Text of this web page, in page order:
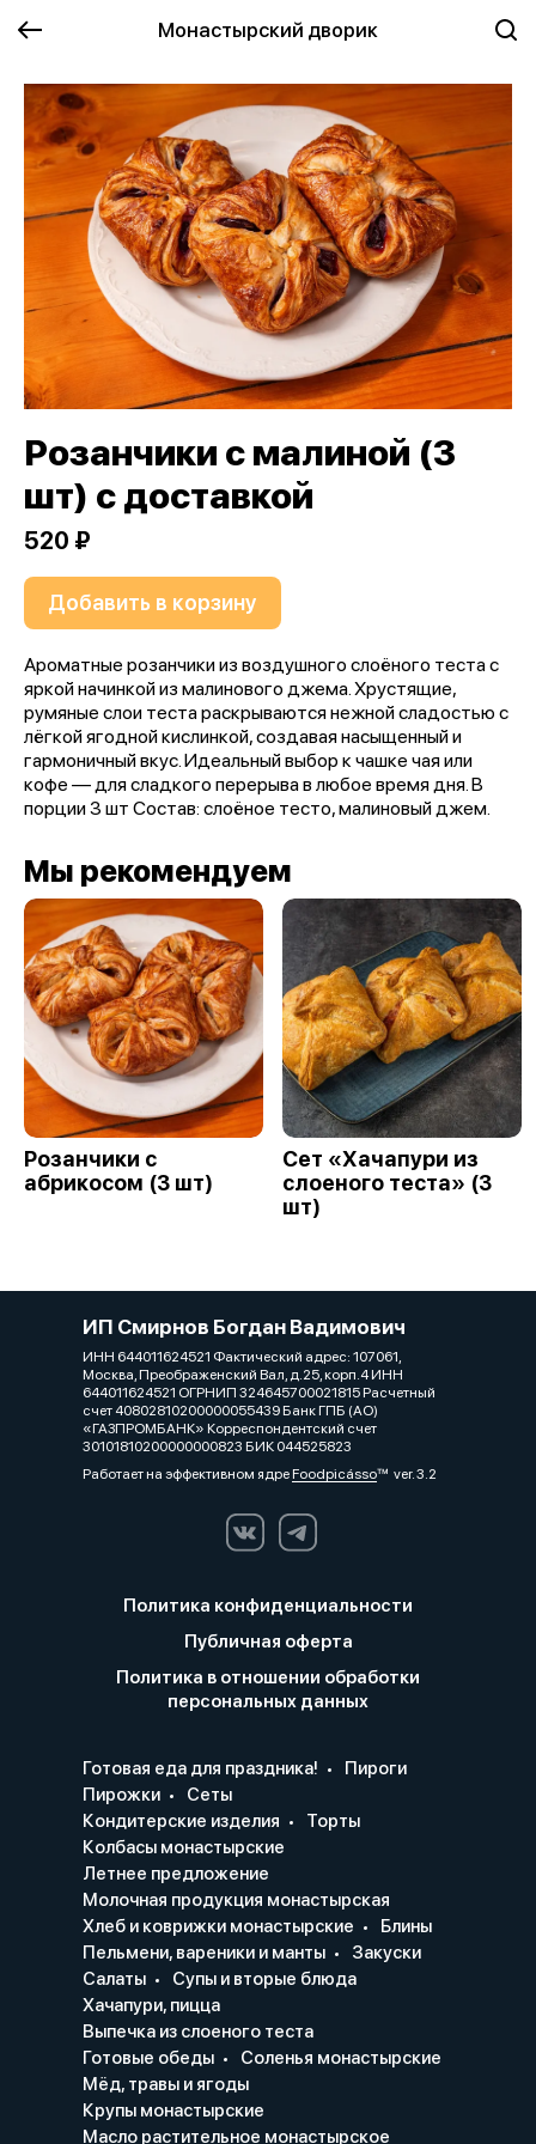
Монастырский дворик
Розанчики с малиной (3
шт) с доставкой
520 ₽
Добавить в корзину
Ароматные розанчики из воздушного слоёного теста с
яркой начинкой из малинового джема. Хрустящие,
румяные слои теста раскрываются нежной сладостью с
лёгкой ягодной кислинкой, создавая насыщенный и
гармоничный вкус. Идеальный выбор к чашке чая или
кофе — для сладкого перерыва в любое время дня. В
порции 3 шт Состав: слоёное тесто, малиновый джем.
Мы рекомендуем
Розанчики с
абрикосом (3 шт)
Сет «Хачапури из
слоеного теста» (3
шт)
ИП Смирнов Богдан Вадимович
ИНН 644011624521 Фактический адрес: 107061,
Москва, Преображенский Вал, д.25, корп.4 ИНН
644011624521 ОГРНИП 324645700021815 Расчетный
счет 40802810200000055439 Банк ГПБ (АО)
«ГАЗПРОМБАНК» Корреспондентский счет
30101810200000000823 БИК 044525823
Работает на эффективном ядреFoodpicássover. 3.2
Политика конфиденциальности
Публичная оферта
Политика в отношении обработки
персональных данных
Готовая еда для праздника!
Пироги
Пирожки
Сеты
Кондитерские изделия
Торты
Колбасы монастырские
Летнее предложение
Молочная продукция монастырская
Хлеб и коврижки монастырские
Блины
Пельмени, вареники и манты
Закуски
Салаты
Супы и вторые блюда
Хачапури, пицца
Выпечка из слоеного теста
Готовые обеды
Соленья монастырские
Мёд, травы и ягоды
Крупы монастырские
Масло растительное монастырское